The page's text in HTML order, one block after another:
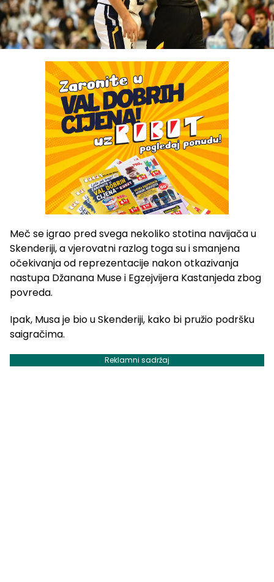
Meč se igrao pred svega nekoliko stotina navijača u
Skenderiji, a vjerovatni razlog toga su i smanjena
očekivanja od reprezentacije nakon otkazivanja
nastupa Džanana Muse i Egzejvijera Kastanjeda zbog
povreda.
Ipak, Musa je bio u Skenderiji, kako bi pružio podršku
saigračima.
Reklamni sadržaj